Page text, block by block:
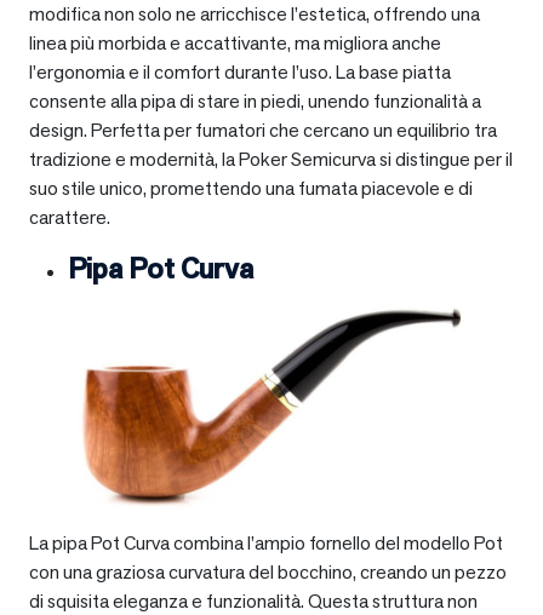
modifica non solo ne arricchisce l’estetica, offrendo una
linea più morbida e accattivante, ma migliora anche
l’ergonomia e il comfort durante l’uso. La base piatta
consente alla pipa di stare in piedi, unendo funzionalità a
design. Perfetta per fumatori che cercano un equilibrio tra
tradizione e modernità, la Poker Semicurva si distingue per il
suo stile unico, promettendo una fumata piacevole e di
carattere.
Pipa Pot Curva
La pipa Pot Curva combina l’ampio fornello del modello Pot
con una graziosa curvatura del bocchino, creando un pezzo
di squisita eleganza e funzionalità. Questa struttura non